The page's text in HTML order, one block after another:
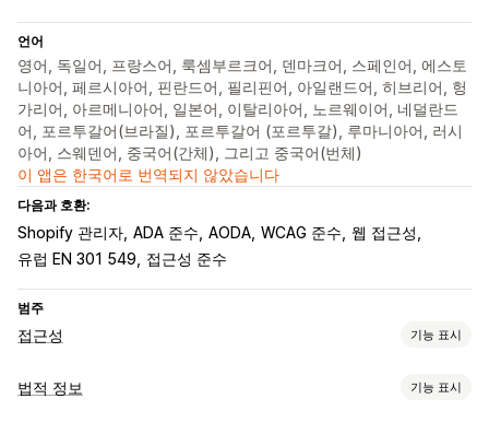
언어
영어, 독일어, 프랑스어, 룩셈부르크어, 덴마크어, 스페인어, 에스토
니아어, 페르시아어, 핀란드어, 필리핀어, 아일랜드어, 히브리어, 헝
가리어, 아르메니아어, 일본어, 이탈리아어, 노르웨이어, 네덜란드
어, 포르투갈어(브라질), 포르투갈어 (포르투갈), 루마니아어, 러시
아어, 스웨덴어, 중국어(간체), 그리고 중국어(번체)
이 앱은 한국어로 번역되지 않았습니다
다음과 호환:
Shopify 관리자 ADA 준수 AODA WCAG 준수
웹 접근성
유럽 EN 301 549
접근성 준수
범주
접근성 기능 표시
규정 준수 유형
법적 정보 기능 표시